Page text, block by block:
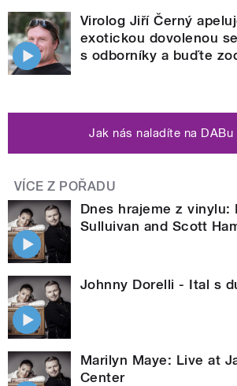
Virolog Jiří Černý
exotickou dovolenou
s odborníky a buďte
Jak nás naladíte na DABu
VÍCE Z POŘADU
Dnes hrajeme z vinylu:
Sulluivan and Scott
Johnny Dorelli - Ital s
Marilyn Maye: Live at
Center